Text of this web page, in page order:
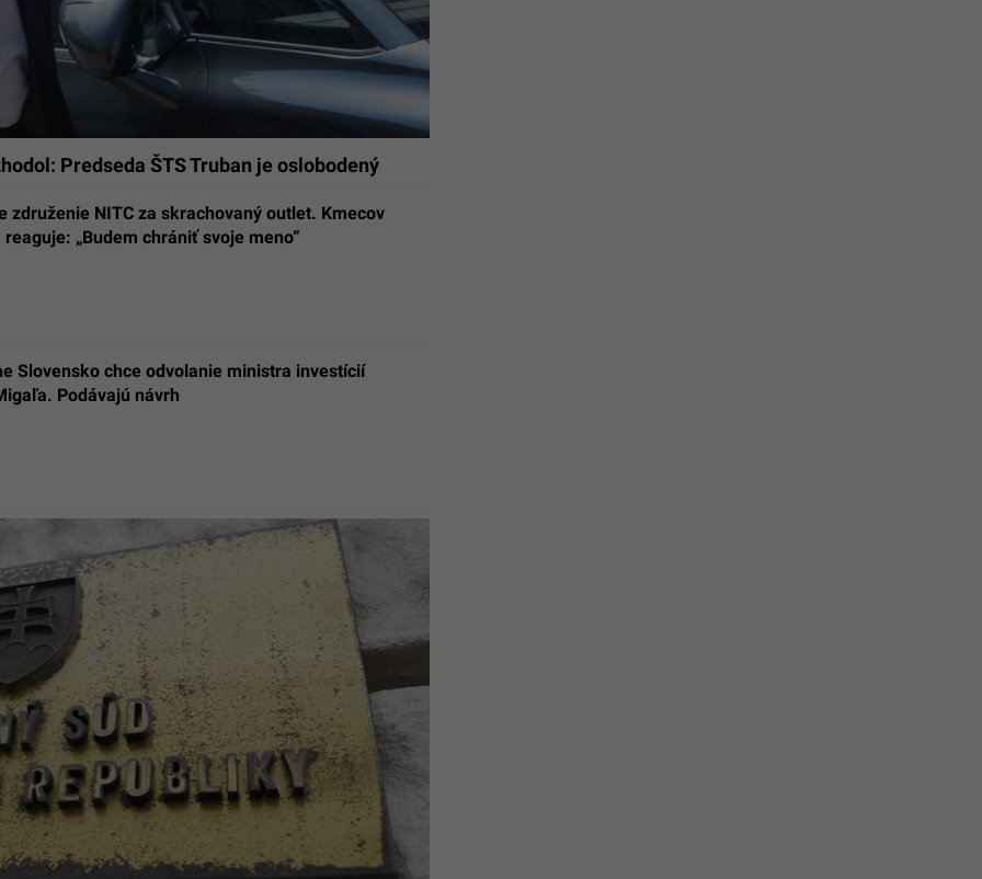
Predseda ŠTS Truban je oslobodený
združenie NITC za skrachovaný outlet. Kmecov
„Budem chrániť svoje meno“
Slovensko chce odvolanie ministra investícií
Podávajú návrh